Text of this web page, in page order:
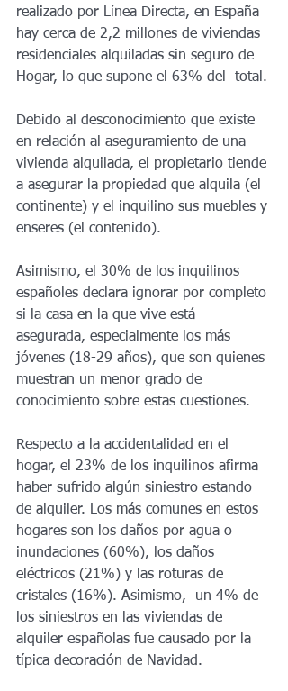
realizado por Línea Directa, en España
hay cerca de 2,2 millones de viviendas
residenciales alquiladas sin seguro de
Hogar, lo que supone el 63% del  total.
Debido al desconocimiento que existe
en relación al aseguramiento de una
vivienda alquilada, el propietario tiende
a asegurar la propiedad que alquila (el
continente) y el inquilino sus muebles y
enseres (el contenido).
Asimismo, el 30% de los inquilinos
españoles declara ignorar por completo
si la casa en la que vive está
asegurada, especialmente los más
jóvenes (18-29 años), que son quienes
muestran un menor grado de
conocimiento sobre estas cuestiones.
Respecto a la accidentalidad en el
hogar, el 23% de los inquilinos afirma
haber sufrido algún siniestro estando
de alquiler. Los más comunes en estos
hogares son los daños por agua o
inundaciones (60%), los daños
eléctricos (21%) y las roturas de
cristales (16%). Asimismo,  un 4% de
los siniestros en las viviendas de
alquiler españolas fue causado por la
típica decoración de Navidad.